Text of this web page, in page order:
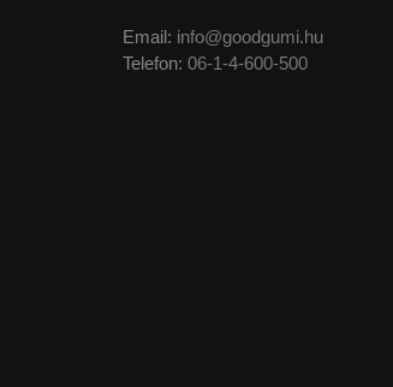
Email: info@goodgumi.hu
Telefon: 06-1-4-600-500